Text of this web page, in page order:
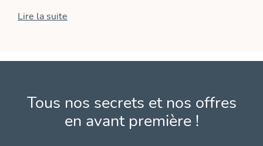
Lire la suite
Tous nos secrets et nos offres
en avant première !